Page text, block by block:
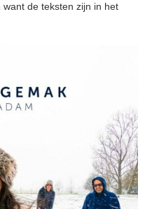
de teksten zijn in het